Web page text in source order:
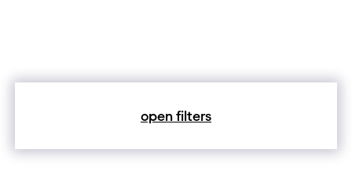
open filters